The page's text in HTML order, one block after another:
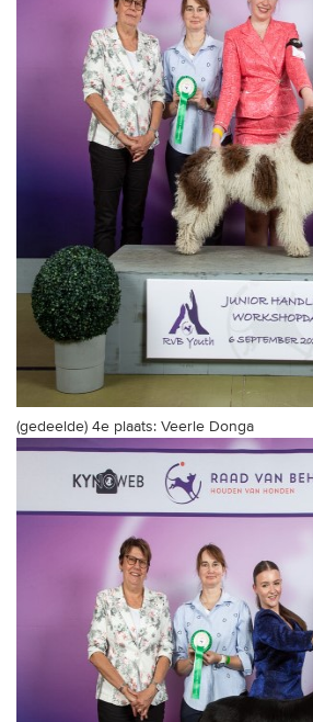
(gedeelde) 4e plaats: Veerle Donga